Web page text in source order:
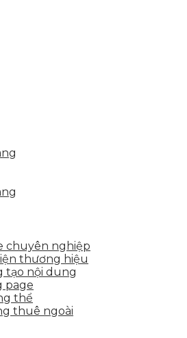
chuyên nghiệp
thương hiệu
tạo nội dung
page
thể
thuê ngoài